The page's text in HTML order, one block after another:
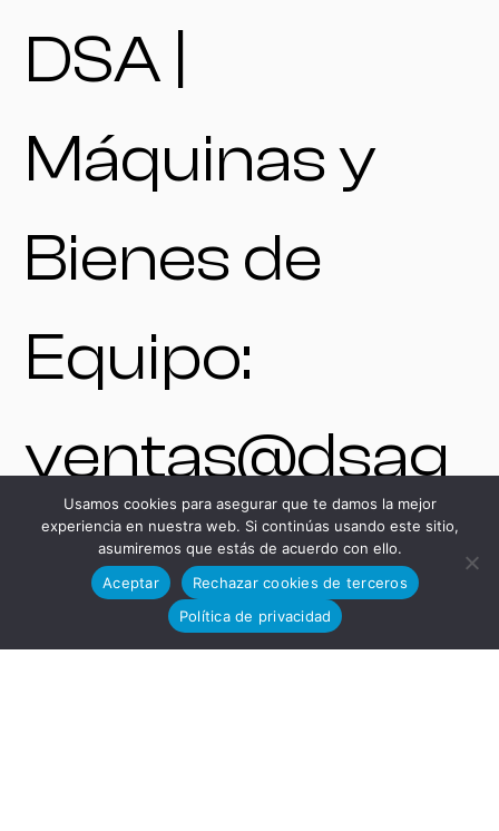
DSA |
Máquinas y
Bienes de
Equipo:
ventas@dsag
rupo.com
+34 625 54 37
Usamos cookies para asegurar que te damos la mejor
experiencia en nuestra web. Si continúas usando este sitio,
asumiremos que estás de acuerdo con ello.
Aceptar
Rechazar cookies de terceros
Política de privacidad